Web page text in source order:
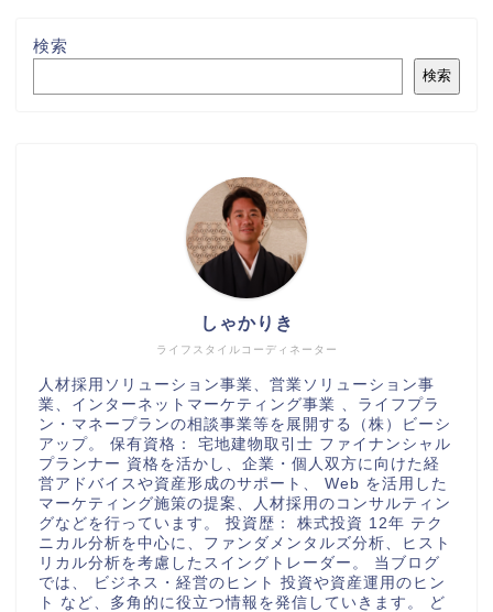
検索
検索
ライフスタイルコーディネーター
しゃかりき
人材採用ソリューション事業、営業ソリューション事
業、インターネットマーケティング事業 、ライフプラ
ン・マネープランの相談事業等を展開する（株）ビーシ
アップ。 保有資格： 宅地建物取引士 ファイナンシャル
プランナー 資格を活かし、企業・個人双方に向けた経
営アドバイスや資産形成のサポート、 Web を活用した
マーケティング施策の提案、人材採用のコンサルティン
グなどを行っています。 投資歴： 株式投資 12年 テク
ニカル分析を中心に、ファンダメンタルズ分析、ヒスト
リカル分析を考慮したスイングトレーダー。 当ブログ
では、 ビジネス・経営のヒント 投資や資産運用のヒン
ト など、多角的に役立つ情報を発信していきます。 ど